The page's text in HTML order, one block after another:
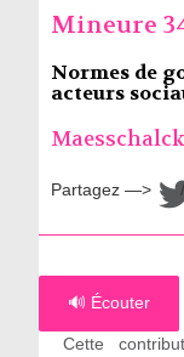
Mineure
Normes de
acteurs
Partagez —>
🔊 Écouter
Cette